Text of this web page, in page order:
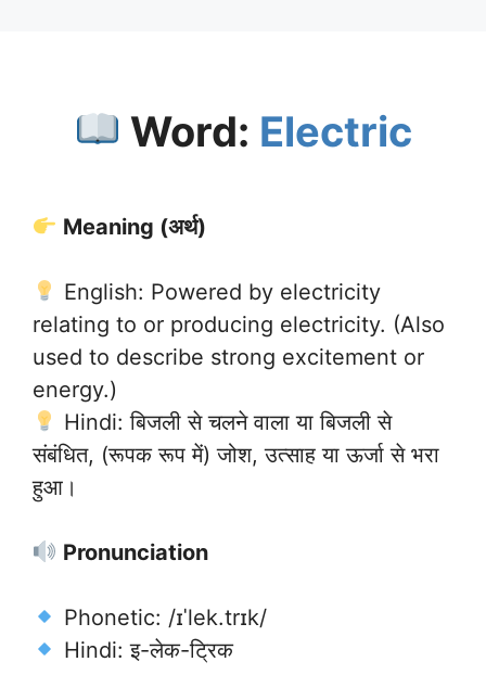
Word: Electric
Meaning (अर्थ)
English: Powered by electricity
relating to or producing electricity. (Also
used to describe strong excitement or
energy.)
Hindi: बिजली से चलने वाला या बिजली से
संबंधित, (रूपक रूप में) जोश, उत्साह या ऊर्जा से भरा
हुआ।
Pronunciation
Phonetic: /ɪˈlek.trɪk/
Hindi: इ-लेक-ट्रिक